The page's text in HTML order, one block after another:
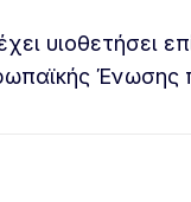
υιοθετήσει